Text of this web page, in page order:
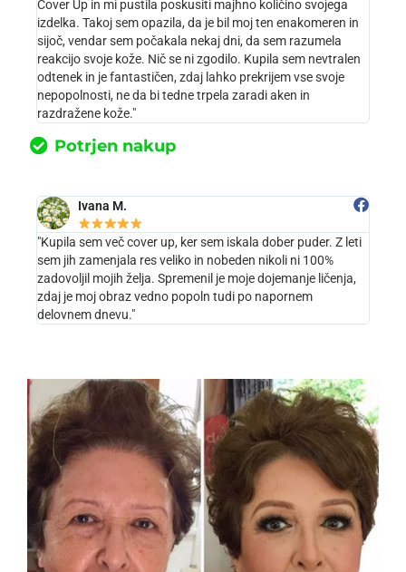
Cover Up in mi pustila poskusiti majhno količino svojega
izdelka. Takoj sem opazila, da je bil moj ten enakomeren in
sijoč, vendar sem počakala nekaj dni, da sem razumela
reakcijo svoje kože. Nič se ni zgodilo. Kupila sem nevtralen
odtenek in je fantastičen, zdaj lahko prekrijem vse svoje
nepopolnosti, ne da bi tedne trpela zaradi aken in
razdražene kože."
Potrjen nakup
Ivana M.
"Kupila sem več cover up, ker sem iskala dober puder. Z leti
sem jih zamenjala res veliko in nobeden nikoli ni 100%
zadovoljil mojih želja. Spremenil je moje dojemanje ličenja,
zdaj je moj obraz vedno popoln tudi po napornem
delovnem dnevu."